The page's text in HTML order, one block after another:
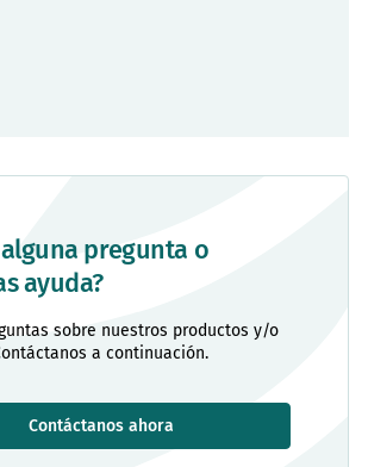
alguna pregunta o
ayuda?
sobre nuestros productos y/o
a continuación.
Contáctanos ahora